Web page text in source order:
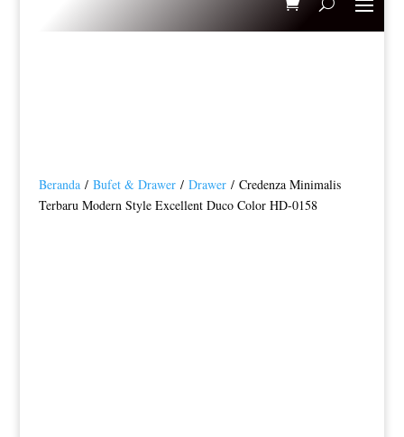
Beranda/ Bufet & Drawer/ Drawer/ Credenza Minimalis
Terbaru Modern Style Excellent Duco Color HD-0158